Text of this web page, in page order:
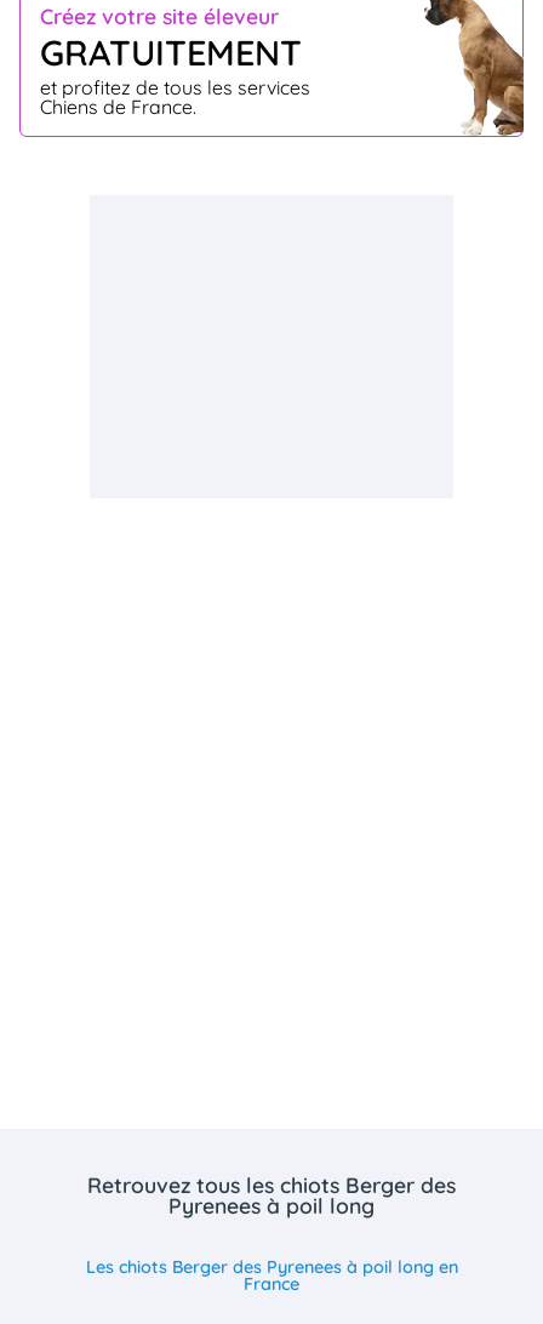
Créez votre site éleveur
GRATUITEMENT
et profitez de tous les services
Chiens de France.
Retrouvez tous les chiots Berger des
Pyrenees à poil long
Les chiots Berger des Pyrenees à poil long en
France